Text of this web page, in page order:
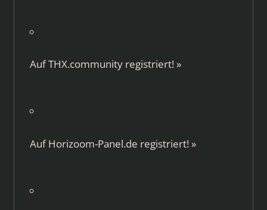
AufTHX.communityregistriert! »
AufHorizoom-Panel.de registriert! »